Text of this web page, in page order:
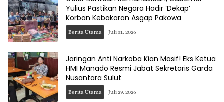
Yulius Pastikan Negara Hadir ‘Dekap’
Korban Kebakaran Asgap Pakowa
Berita Utama Juli 31, 2026
Jaringan Anti Narkoba Kian Masif! Eks Ketua
HMI Manado Resmi Jabat Sekretaris Garda
Nusantara Sulut
Berita Utama Juli 29, 2026